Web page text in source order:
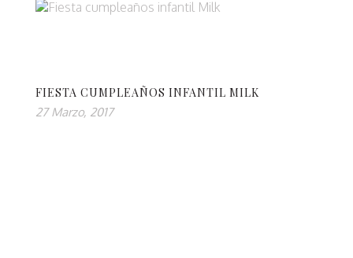
FIESTA CUMPLEAÑOS INFANTIL MILK
27 Marzo, 2017